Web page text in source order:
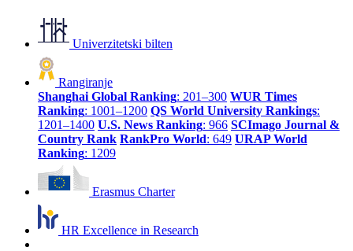
Univerzitetski bilten
Rangiranje
Shanghai Global Ranking: 201–300 WUR Times
Ranking: 1001–1200 QS World University Rankings:
1201–1400 U.S. News Ranking: 966 SCImago Journal &
Country Rank RankPro World: 649 URAP World
Ranking: 1209
Erasmus Charter
HR Excellence in Research